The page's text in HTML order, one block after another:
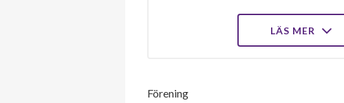
LÄS MER
Förening